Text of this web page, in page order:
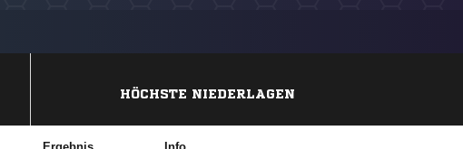
HÖCHSTE NIEDERLAGEN